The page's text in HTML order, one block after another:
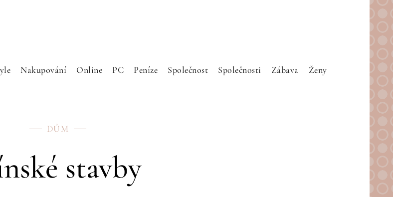
Nakupování Online PC Peníze Společnost Společnosti Zábava Ženy
DŮM
stavby